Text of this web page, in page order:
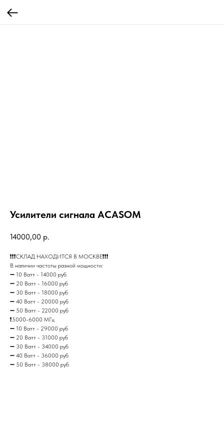
Усилители сигнала АCASOM
14000,00 р.
❗️❗️❗️CКЛAД НАХOДИТCЯ В MОCКBЕ❗️❗️❗️
В наличии частоты разной мощности:
➖ 10 Bатт - 14000 pуб
➖ 20 Ватт - 16000 руб
➖ 30 Baтт - 18000 pуб
➖ 40 Вaтт - 20000 руб
➖ 50 Baтт - 22000 pуб
❗️5000-6000 MГц
➖ 10 Ватт - 29000 руб
➖ 20 Ватт - 31000 руб
➖ 30 Ватт - 34000 руб
➖ 40 Ватт - 36000 руб
➖ 50 Ватт - 38000 руб